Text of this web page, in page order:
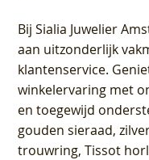
BijSialia Juwelier
aan uitzonderlijk
klantenservice.
winkelervaring met
en toegewijd
gouden sieraad,
trouwring, Tissot